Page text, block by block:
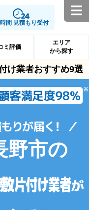
間 見積もり受付
ミ評価
エリア
から探す
け業者おすすめ9選
野市の